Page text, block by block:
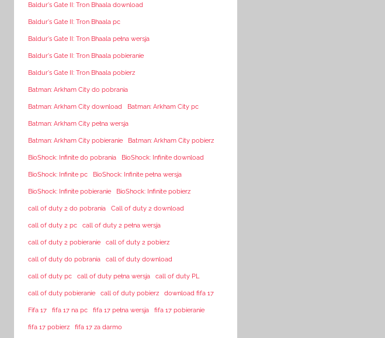
Baldur's Gate II: Tron Bhaala download
Baldur's Gate II: Tron Bhaala pc
Baldur's Gate II: Tron Bhaala pełna wersja
Baldur's Gate II: Tron Bhaala pobieranie
Baldur's Gate II: Tron Bhaala pobierz
Batman: Arkham City do pobrania
Batman: Arkham City download Batman: Arkham City pc
Batman: Arkham City pełna wersja
Batman: Arkham City pobieranie Batman: Arkham City pobierz
BioShock: Infinite do pobrania BioShock: Infinite download
BioShock: Infinite pc BioShock: Infinite pełna wersja
BioShock: Infinite pobieranie BioShock: Infinite pobierz
call of duty 2 do pobrania Call of duty 2 download
call of duty 2 pc call of duty 2 pełna wersja
call of duty 2 pobieranie call of duty 2 pobierz
call of duty do pobrania call of duty download
call of duty pc call of duty pełna wersja call of duty PL
call of duty pobieranie call of duty pobierz download fifa 17
Fifa 17 fifa 17 na pc fifa 17 pełna wersja fifa 17 pobieranie
fifa 17 pobierz fifa 17 za darmo